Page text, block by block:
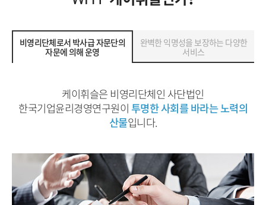
비영리단체로서 박사급 자문단의
자문에 의해 운영
완벽한 익명성을 보장하는 다양한
서비스
케이휘슬은 비영리단체인 사단법인
한국기업윤리경영연구원이투명한 사회를 바라는 노력의
산물입니다.